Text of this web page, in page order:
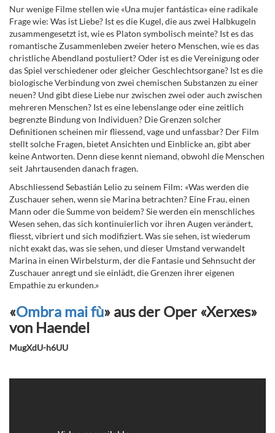
Nur wenige Filme stellen wie «Una mujer fantástica»eine radikale
Frage wie: Was ist Liebe? Ist es die Kugel, die aus zwei Halbkugeln
zusammengesetzt ist, wie es Platon symbolisch meinte? Ist es das
romantische Zusammenleben zweier hetero Menschen, wie es das
christliche Abendland postuliert? Oder ist es die Vereinigung oder
das Spiel verschiedener oder gleicher Geschlechtsorgane? Ist es die
biologische Verbindung von zwei chemischen Substanzen zu einer
neuen? Und gibt diese Liebe nur zwischen zwei oder auch zwischen
mehreren Menschen? Ist es eine lebenslange oder eine zeitlich
begrenzte Bindung von Individuen? Die Grenzen solcher
Definitionen scheinen mir fliessend, vage und unfassbar? Der Film
stellt solche Fragen, bietet Ansichten und Einblicke an, gibt aber
keine Antworten. Denn diese kennt niemand, obwohl die Menschen
seit Jahrtausenden danach fragen.
Abschliessend Sebastián Lelio zu seinem Film: «Was werden die
Zuschauer sehen, wenn sie Marina betrachten? Eine Frau, einen
Mann oder die Summe von beidem? Sie werden ein menschliches
Wesen sehen, das sich kontinuierlich vor ihren Augen verändert,
fliesst, vibriert und sich modifiziert. Was sie sehen, ist wiederum
nicht exakt das, was sie sehen, und dieser Umstand verwandelt
Marina in einen Wirbelsturm, der die Fantasie und Sehnsucht der
Zuschauer anregt und sie einlädt, die Grenzen ihrer eigenen
Empathie zu erkunden.»
«Ombra mai fù» aus der Oper «Xerxes»
von Haendel
MugXdU-h6UU